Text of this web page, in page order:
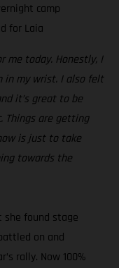
camp
for Laia
me today. Honestly, I
in my wrist. I also felt
it’s great to be
Things are getting
is just to take
towards the
found stage
on and
rally. Now 100%